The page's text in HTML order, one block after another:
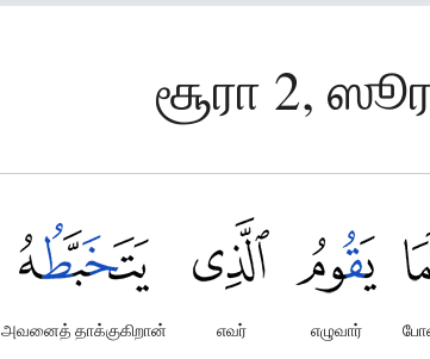
சூரா 2,
எழுவார்
எவர்
அவனைத் தாக்குகிறான்